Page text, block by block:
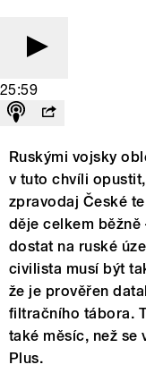
25:59
Ruskými vojsky
v tuto chvíli
zpravodaj České
děje celkem
dostat na ruské
civilista musí být
že je prověřen
filtračního tábora.
také měsíc, než se
Plus.